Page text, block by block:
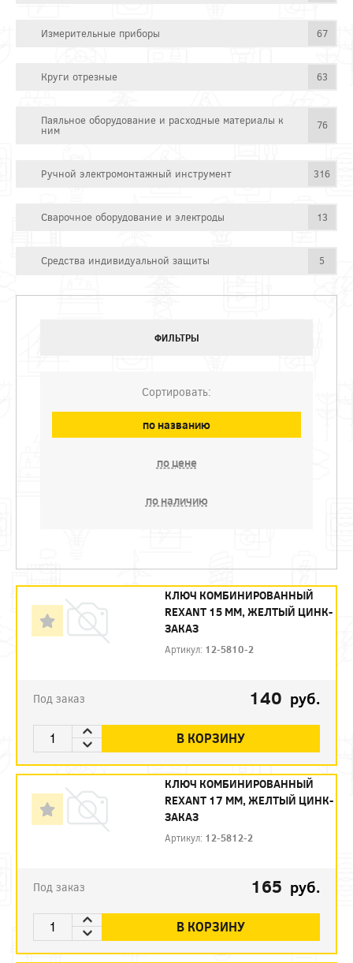
Измерительные приборы 67
Круги отрезные 63
Паяльное оборудование и расходные материалы к
ним 76
Ручной электромонтажный инструмент 316
Сварочное оборудование и электроды 13
Средства индивидуальной защиты 5
ФИЛЬТРЫ
Сортировать:
по названию
по цене
по наличию
КЛЮЧ КОМБИНИРОВАННЫЙ
REXANT 15 ММ, ЖЕЛТЫЙ ЦИНК-
ЗАКАЗ
Артикул: 12-5810-2
Под заказ 140 руб.
В КОРЗИНУ
КЛЮЧ КОМБИНИРОВАННЫЙ
REXANT 17 ММ, ЖЕЛТЫЙ ЦИНК-
ЗАКАЗ
Артикул: 12-5812-2
Под заказ 165 руб.
В КОРЗИНУ